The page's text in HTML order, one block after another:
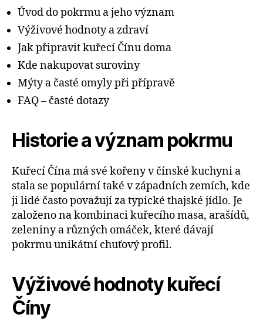
Úvod do pokrmu a jeho význam
Výživové hodnoty a zdraví
Jak připravit kuřecí Čínu doma
Kde nakupovat suroviny
Mýty a časté omyly při přípravě
FAQ – časté dotazy
Historie a význam pokrmu
Kuřecí Čína má své kořeny v čínské kuchyni a
stala se populární také v západních zemích, kde
ji lidé často považují za typické thajské jídlo. Je
založeno na kombinaci kuřecího masa, arašídů,
zeleniny a různých omáček, které dávají
pokrmu unikátní chuťový profil.
Výživové hodnoty kuřecí
Číny